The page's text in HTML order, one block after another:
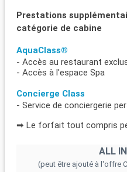
Prestations
catégorie de cabine
AquaClass®
- Accès au restaurant
- Accès à l'espace Spa
Concierge Class
- Service de conciergerie
➡ Le forfait tout compris
ALL
(peut être ajouté à l'offre